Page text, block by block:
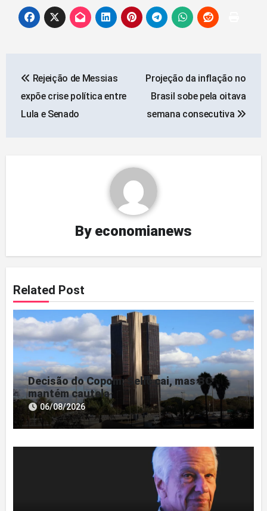
de
artigos
Rejeição de Messias
expõe crise política entre
Lula e Senado
Projeção da inflação no
Brasil sobe pela oitava
semana consecutiva
By economianews
Related Post
Decisão do Copom: Selic cai, mas BC
mantém cautela
06/08/2026